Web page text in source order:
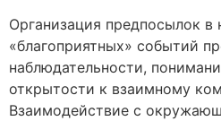
Организация предпосылок в
«благоприятных» событий
наблюдательности,
открытости к взаимному
Взаимодействие с